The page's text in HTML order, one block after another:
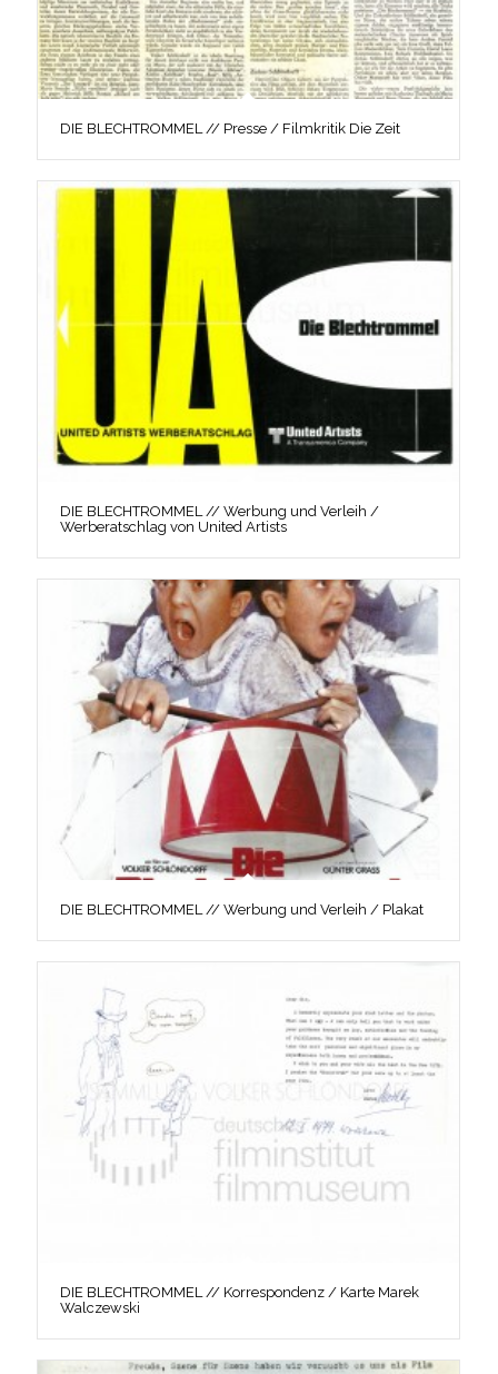
DIE BLECHTROMMEL // Presse / Filmkritik Die Zeit
DIE BLECHTROMMEL // Werbung und Verleih /
Werberatschlag von United Artists
DIE BLECHTROMMEL // Werbung und Verleih / Plakat
DIE BLECHTROMMEL // Korrespondenz / Karte Marek
Walczewski